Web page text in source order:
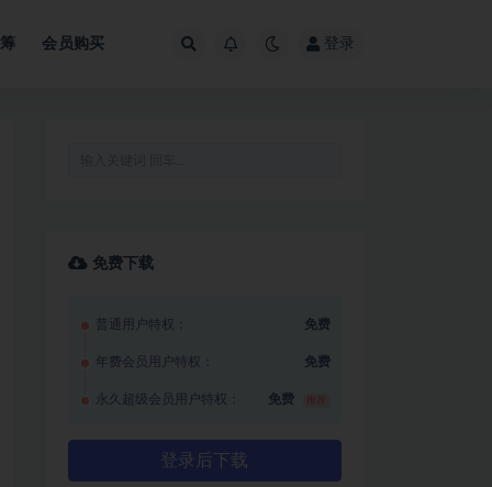
会员购买 登录
免费下载
普通用户特权： 免费
年费会员用户特权： 免费
永久超级会员用户特权： 免费
登录后下载